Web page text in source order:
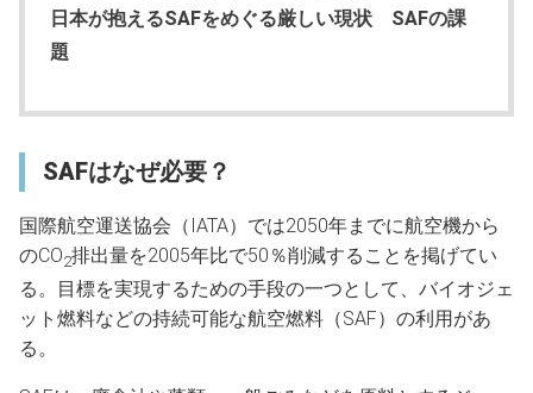
日本が抱えるSAFをめぐる厳しい現状 SAFの課
題
SAFはなぜ必要？
国際航空運送協会（IATA）では2050年までに航空機から
のCO2排出量を2005年比で50％削減することを掲げてい
る。目標を実現するための手段の一つとして、バイオジェ
ット燃料などの持続可能な航空燃料（SAF）の利用があ
る。